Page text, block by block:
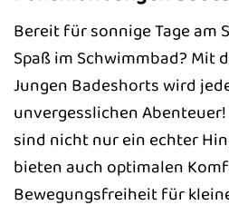
Bereit für sonnige Tage am
Spaß im Schwimmbad? Mit
Jungen Badeshorts wird
unvergesslichen
sind nicht nur ein echter
bieten auch optimalen
Bewegungsfreiheit für